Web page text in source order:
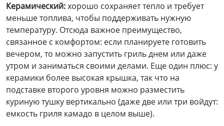
Керамический:хорошо сохраняет тепло и требует
меньше топлива, чтобы поддерживать нужную
температуру. Отсюда важное преимущество,
связанное с комфортом: если планируете готовить
вечером, то можно запустить гриль днем или даже
утром и заниматься своими делами. Еще один плюс: у
керамики более высокая крышка, так что на
подставке второго уровня можно разместить
куриную тушку вертикально (даже две или три войдут:
емкость гриля камадо в целом выше).